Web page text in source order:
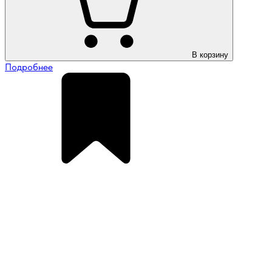
В корзину
Подробнее